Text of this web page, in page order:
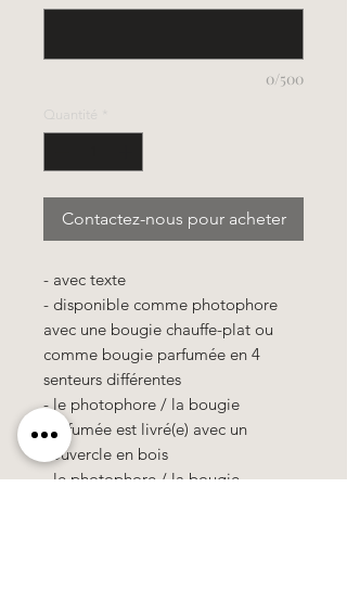
0/500
Quantité
Contactez-nous pour acheter
- avec texte
- disponible comme photophore
avec une bougie chauffe-plat ou
comme bougie parfumée en 4
senteurs différentes
- le photophore / la bougie
parfumée est livré(e) avec un
couvercle en bois
- le photophore / la bougie